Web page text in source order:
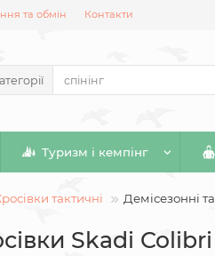
та обмін Контакти
Туризм і кемпінг
тактичні Демісезонні
Skadi